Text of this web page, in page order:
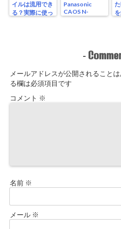
イルは流用でき
る？実際に使っ
Panasonic
CAOS N-
S115/A4を実測
-
メールアドレスが公開されることは
る欄は必須項目です
コメント ※
名前 ※
メール ※